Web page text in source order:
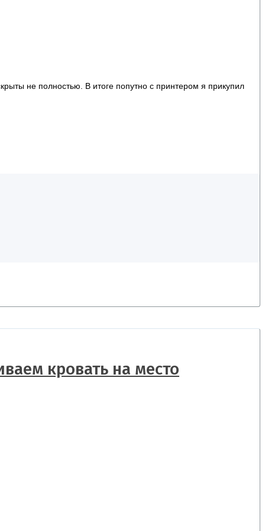
не полностью. В итоге попутно с принтером я прикупил
кровать на место